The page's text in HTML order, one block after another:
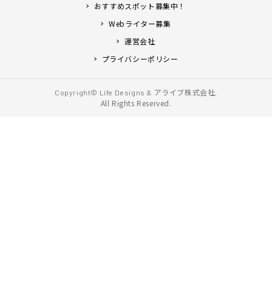
おすすめスポット募集中！
Webライター募集
運営会社
プライバシーポリシー
Copyright© Life Designs & アライブ株式会社.
All Rights Reserved.